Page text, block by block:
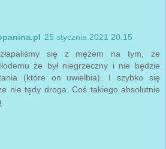
25 stycznia 2021 20:15
złapaliśmy się z mężem na tym, że
że był niegrzeczny i nie będzie
(które on uwielbia). I szybko się
nie tędy droga. Coś takiego absolutnie